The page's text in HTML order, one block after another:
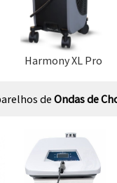
Harmony XL Pro
deOndas de